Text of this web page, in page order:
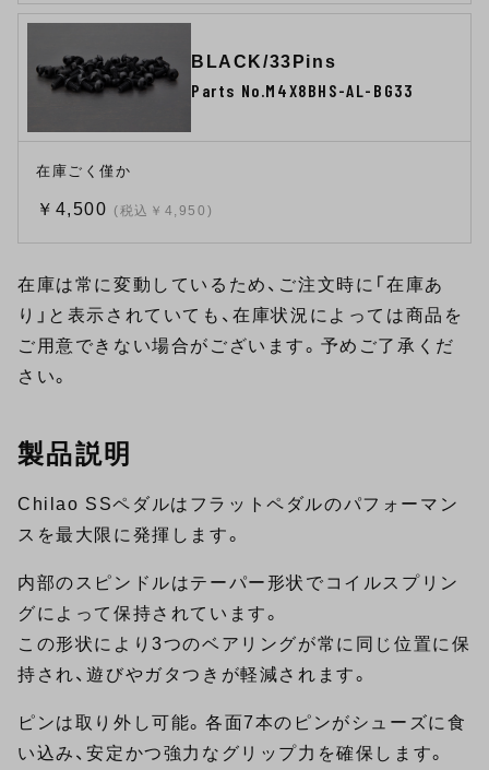
BLACK/33Pins
Parts No.M4X8BHS-AL-BG33
在庫ごく僅か
￥4,500 (税込￥4,950)
在庫は常に変動しているため、ご注文時に「在庫あ
り」と表示されていても、在庫状況によっては商品を
ご用意できない場合がございます。予めご了承くだ
さい。
製品説明
Chilao SSペダルはフラットペダルのパフォーマン
スを最大限に発揮します。
内部のスピンドルはテーパー形状でコイルスプリン
グによって保持されています。
この形状により3つのベアリングが常に同じ位置に保
持され、遊びやガタつきが軽減されます。
ピンは取り外し可能。各面7本のピンがシューズに食
い込み、安定かつ強力なグリップ力を確保します。